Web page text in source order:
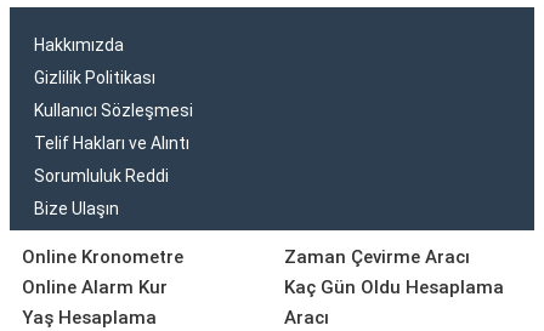
Hakkımızda
Gizlilik Politikası
Kullanıcı Sözleşmesi
Telif Hakları ve Alıntı
Sorumluluk Reddi
Bize Ulaşın
Online Kronometre
Online Alarm Kur
Yaş Hesaplama
Zaman Çevirme Aracı
Kaç Gün Oldu Hesaplama
Aracı